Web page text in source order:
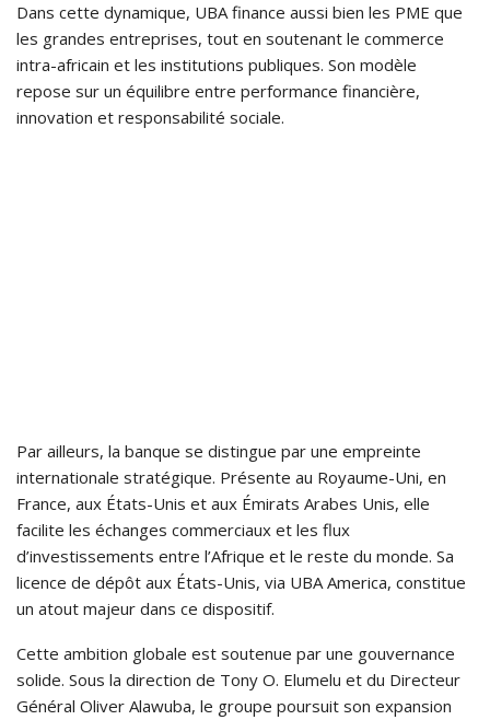
Dans cette dynamique, UBA finance aussi bien les PME que
les grandes entreprises, tout en soutenant le commerce
intra-africain et les institutions publiques. Son modèle
repose sur un équilibre entre performance financière,
innovation et responsabilité sociale.
Par ailleurs, la banque se distingue par une empreinte
internationale stratégique. Présente au Royaume-Uni, en
France, aux États-Unis et aux Émirats Arabes Unis, elle
facilite les échanges commerciaux et les flux
d’investissements entre l’Afrique et le reste du monde. Sa
licence de dépôt aux États-Unis, via UBA America, constitue
un atout majeur dans ce dispositif.
Cette ambition globale est soutenue par une gouvernance
solide. Sous la direction de Tony O. Elumelu et du Directeur
Général Oliver Alawuba, le groupe poursuit son expansion